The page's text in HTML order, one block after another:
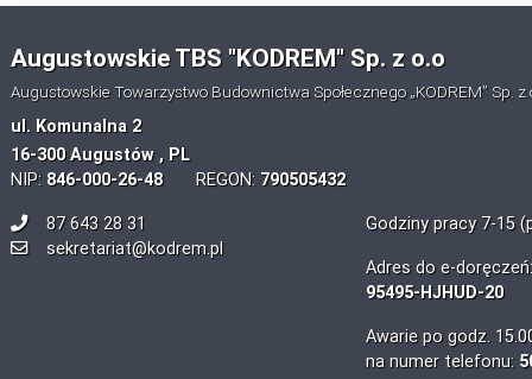
Augustowskie TBS "KODREM" Sp. z o.o
Augustowskie Towarzystwo Budownictwa Społecznego „KODREM” Sp. z
ul. Komunalna 2
16-300 Augustów , PL
NIP: 846-000-26-48REGON: 790505432
87 643 28 31
sekretariat@kodrem.pl
Godziny pracy 7-15
Adres do e-
95495-HJHUD-20
Awarie po godz.
na numer telefonu: